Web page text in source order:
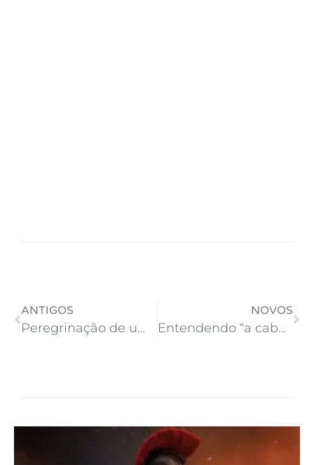
ANTIGOS
Peregrinação de uma troca de colchões
NOVOS
Entendendo “a cabeça de Steve Jobs”